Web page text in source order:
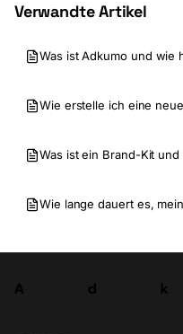
Verwandte Artikel
Was ist Adkumo und wie
Wie erstelle ich eine
Was ist ein Brand-Kit
Wie lange dauert es,
A d k